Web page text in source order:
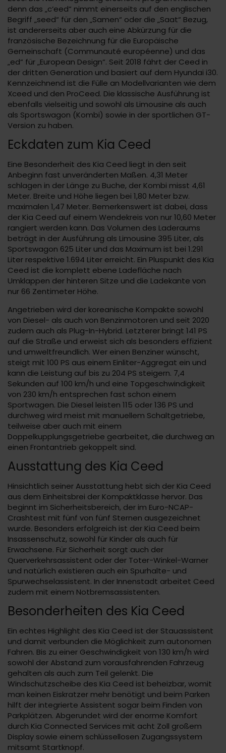
denn das „c‘eed“ nimmt einerseits auf den englischen
Begriff „seed“ für den „Samen“ oder die „Saat“ Bezug,
ist andererseits aber auch eine Abkürzung für die
französische Bezeichnung für die Europäische
Gemeinschaft (Communauté européenne) und das
„ed“ für „European Design“. Seit 2018 fährt der Ceed in
der dritten Generation und basiert auf dem Hyundai i30.
Kennzeichnend ist die Fülle an Modellvarianten wie dem
Xceed und den ProCeed. Die klassische Ausführung ist
ebenfalls vielseitig und sowohl als Limousine als auch
als Sportswagon (Kombi) sowie in der sportlichen GT-
Version zu haben.
Eckdaten zum Kia Ceed
Eine Besonderheit des Kia Ceed liegt in den seit
Anbeginn fast unveränderten Maßen. 4,31 Meter
schlagen in der Länge zu Buche, der Kombi misst 4,61
Meter. Breite und Höhe liegen bei 1,80 Meter bzw.
maximalen 1,47 Meter. Bemerkenswert ist dabei, dass
der Kia Ceed auf einem Wendekreis von nur 10,60 Meter
rangiert werden kann. Das Volumen des Laderaums
beträgt in der Ausführung als Limousine 395 Liter, als
Sportswagon 625 Liter und das Maximum ist bei 1.291
Liter respektive 1.694 Liter erreicht. Ein Pluspunkt des Kia
Ceed ist die komplett ebene Ladefläche nach
Umklappen der hinteren Sitze und die Ladekante von
nur 66 Zentimeter Höhe.
Angetrieben wird der koreanische Kompakte sowohl
von Diesel- als auch von Benzinmotoren und seit 2020
zudem auch als Plug-In-Hybrid. Letzterer bringt 141 PS
auf die Straße und erweist sich als besonders effizient
und umweltfreundlich. Wer einen Benziner wünscht,
steigt mit 100 PS aus einem Einliter-Aggregat ein und
kann die Leistung auf bis zu 204 PS steigern. 7,4
Sekunden auf 100 km/h und eine Topgeschwindigkeit
von 230 km/h entsprechen fast schon einem
Sportwagen. Die Diesel leisten 115 oder 136 PS und
durchweg wird meist mit manuellem Schaltgetriebe,
teilweise aber auch mit einem
Doppelkupplungsgetriebe gearbeitet, die durchweg an
einen Frontantrieb gekoppelt sind.
Ausstattung des Kia Ceed
Hinsichtlich seiner Ausstattung hebt sich der Kia Ceed
aus dem Einheitsbrei der Kompaktklasse hervor. Das
beginnt im Sicherheitsbereich, der im Euro-NCAP-
Crashtest mit fünf von fünf Sternen ausgezeichnet
wurde. Besonders erfolgreich ist der Kia Ceed beim
Insassenschutz, sowohl für Kinder als auch für
Erwachsene. Für Sicherheit sorgt auch der
Querverkehrsassistent oder der Toter-Winkel-Warner
und natürlich existieren auch ein Spurhalte- und
Spurwechselassistent. In der Innenstadt arbeitet Ceed
zudem mit einem Notbremsassistenten.
Besonderheiten des Kia Ceed
Ein echtes Highlight des Kia Ceed ist der Stauassistent
und damit verbunden die Möglichkeit zum autonomen
Fahren. Bis zu einer Geschwindigkeit von 130 km/h wird
sowohl der Abstand zum vorausfahrenden Fahrzeug
gehalten als auch zum Teil gelenkt. Die
Windschutzscheibe des Kia Ceed ist beheizbar, womit
man keinen Eiskratzer mehr benötigt und beim Parken
hilft der integrierte Assistent sogar beim Finden von
Parkplätzen. Abgerundet wird der enorme Komfort
durch Kia Connected Services mit acht Zoll großem
Display sowie einem schlüssellosen Zugangssystem
mitsamt Startknopf.